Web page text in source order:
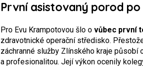
První asistovaný porod
Pro Evu Krampotovou šlo o vůbec první
zdravotnické operační středisko.
záchranné služby Zlínského kraje působí
a profesionalitou. Její výkon ocenily